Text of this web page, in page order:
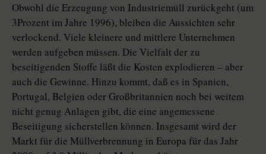
Obwohl die Erzeugung von Industriemüll zurückgeht (um
3Prozent im Jahre 1996), bleiben die Aussichten sehr
verlockend. Viele kleinere und mittlere Unternehmen
werden aufgeben müssen. Die Vielfalt der zu
beseitigenden Stoffe läßt die Kosten explodieren – aber
auch die Gewinne. Hinzu kommt, daß es in Spanien,
Portugal, Belgien oder Großbritannien noch bei weitem
nicht genug Anlagen gibt, die eine angemessene
Beseitigung sicherstellen können. Insgesamt wird der
Markt für die Müllverbrennung in Europa für das Jahr